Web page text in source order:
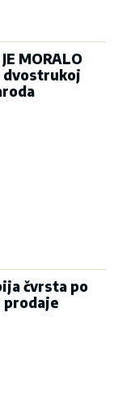
MORALO
dvostrukoj
čvrsta po
prodaje